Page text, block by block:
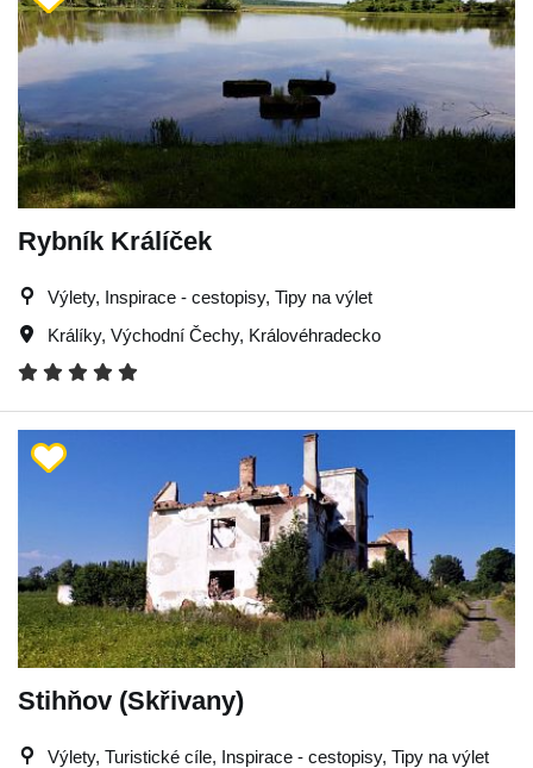
Rybník Králíček
Výlety, Inspirace - cestopisy, Tipy na výlet
Králíky, Východní Čechy, Královéhradecko
Stihňov (Skřivany)
Výlety, Turistické cíle, Inspirace - cestopisy, Tipy na výlet